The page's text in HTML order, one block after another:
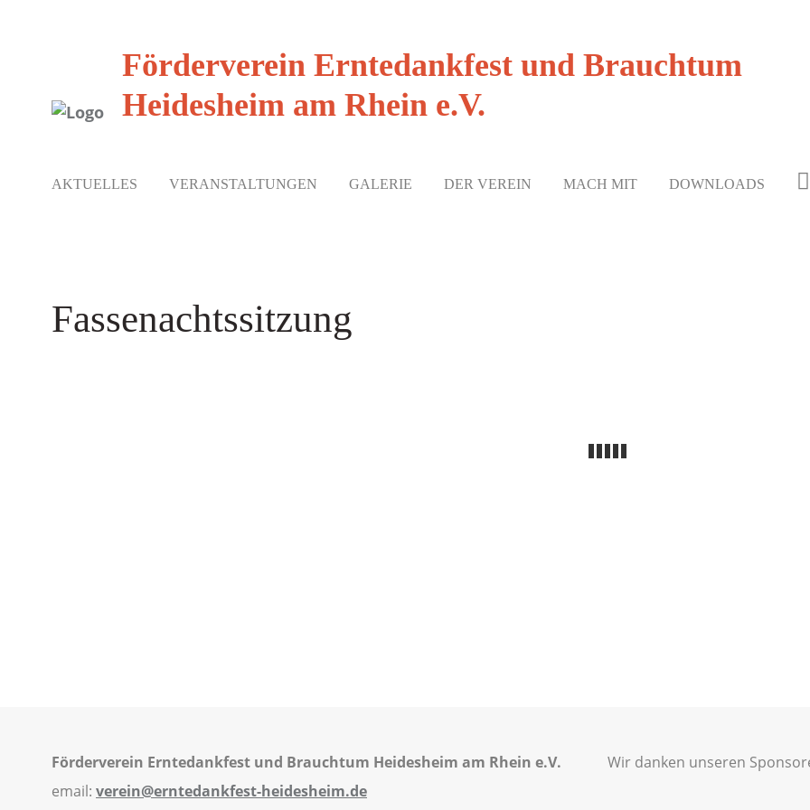
Förderverein Erntedankfest und Brauchtum
Heidesheim am Rhein e.V.
AKTUELLES VERANSTALTUNGEN GALERIE DER VEREIN MACH MIT DOWNLOADS
Fassenachtssitzung
Förderverein Erntedankfest und Brauchtum Heidesheim am Rhein e.V.
email: verein@erntedankfest-heidesheim.de
Wir danken unseren